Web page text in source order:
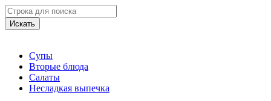
Искать
Супы
Вторые блюда
Салаты
Несладкая выпечка